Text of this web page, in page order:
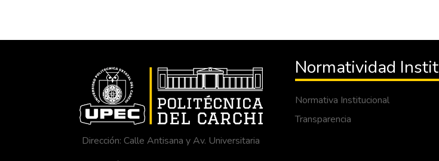
Dirección: Calle Antisana y Av. Universitaria
Normatividad
Normativa Institucional
Transparencia